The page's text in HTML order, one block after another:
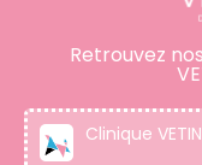
Retrouvez
Clinique